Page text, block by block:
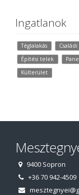
Ingatlanok
Téglalakás
Építési telek
Külterület
9400 Sopron
+36 70 942-4509